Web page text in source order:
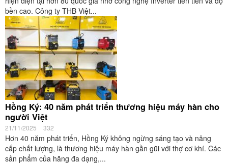
bền cao. Công ty THB Việt...
Hồng Ký: 40 năm phát triển thương hiệu máy hàn cho
người Việt
21/11/2025 332
Hơn 40 năm phát triển, Hồng Ký không ngừng sáng tạo và nâng
cấp chất lượng, là thương hiệu máy hàn gần gũi với thợ cơ khí. Các
sản phẩm của hãng đa dạng,...